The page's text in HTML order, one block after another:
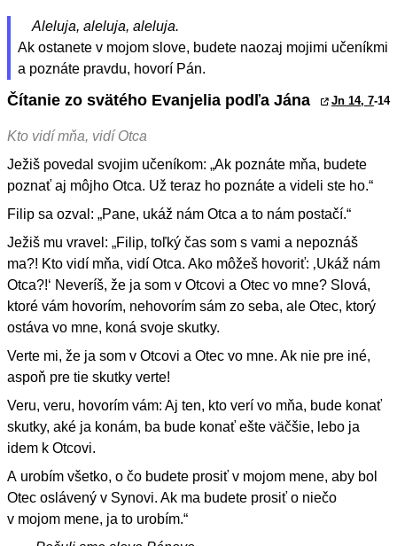
Aleluja, aleluja, aleluja.
Ak ostanete v mojom slove, budete naozaj mojimi učeníkmi
a poznáte pravdu, hovorí Pán.
Čítanie zo svätého Evanjelia podľa Jána Jn 14, 7-14
Kto vidí mňa, vidí Otca
Ježiš povedal svojim učeníkom: „Ak poznáte mňa, budete
poznať aj môjho Otca. Už teraz ho poznáte a videli ste ho.“
Filip sa ozval: „Pane, ukáž nám Otca a to nám postačí.“
Ježiš mu vravel: „Filip, toľký čas som s vami a nepoznáš
ma?! Kto vidí mňa, vidí Otca. Ako môžeš hovoriť: ‚Ukáž nám
Otca?!‘ Neveríš, že ja som v Otcovi a Otec vo mne? Slová,
ktoré vám hovorím, nehovorím sám zo seba, ale Otec, ktorý
ostáva vo mne, koná svoje skutky.
Verte mi, že ja som v Otcovi a Otec vo mne. Ak nie pre iné,
aspoň pre tie skutky verte!
Veru, veru, hovorím vám: Aj ten, kto verí vo mňa, bude konať
skutky, aké ja konám, ba bude konať ešte väčšie, lebo ja
idem k Otcovi.
A urobím všetko, o čo budete prosiť v mojom mene, aby bol
Otec oslávený v Synovi. Ak ma budete prosiť o niečo
v mojom mene, ja to urobím.“